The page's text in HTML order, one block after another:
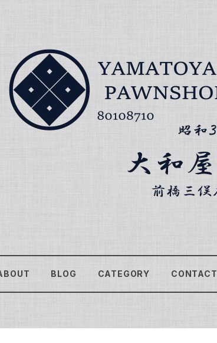
BLOG CATEGORY CONTACT